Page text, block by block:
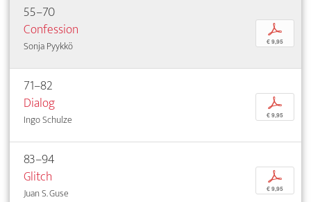
55–70
Confession
Sonja Pyykkö
p
€ 9,95
71–82
Dialog
Ingo Schulze
p
€ 9,95
83–94
Glitch
Juan S. Guse
p
€ 9,95